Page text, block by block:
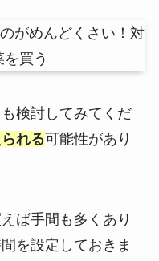
検討してみてくだ
れる可能性があり
ば手間も多くあり
を設定しておきま